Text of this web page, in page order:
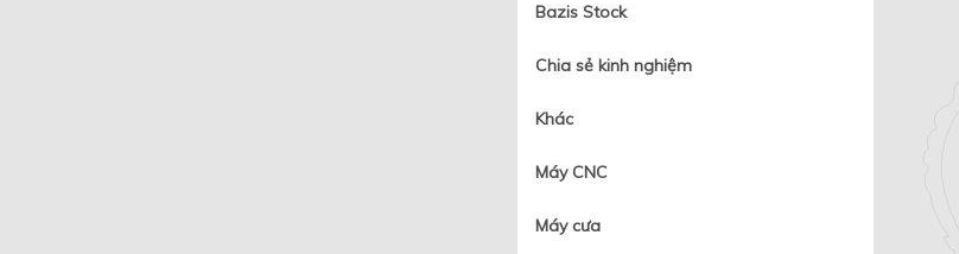
Bazis Stock
Chia sẻ kinh nghiệm
Khác
Máy CNC
Máy cưa